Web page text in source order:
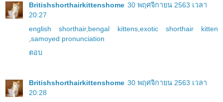
Britishshorthairkittenshome 30 พฤศจิกายน 2563 เวลา
20:27
english shorthair, bengal kittens, exotic shorthair kitten
samoyed pronunciation
ตอบ
Britishshorthairkittenshome 30 พฤศจิกายน 2563 เวลา
20:28